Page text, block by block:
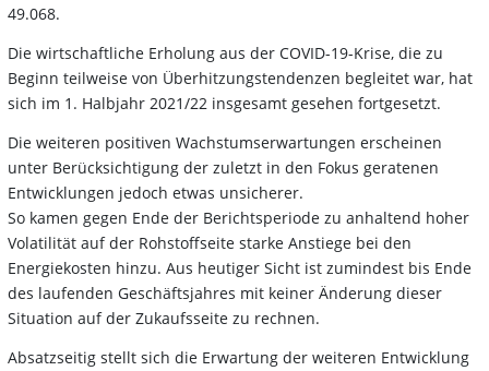
49.068.
Die wirtschaftliche Erholung aus der COVID-19-Krise, die zu
Beginn teilweise von Überhitzungstendenzen begleitet war, hat
sich im 1. Halbjahr 2021/22 insgesamt gesehen fortgesetzt.
Die weiteren positiven Wachstumserwartungen erscheinen
unter Berücksichtigung der zuletzt in den Fokus geratenen
Entwicklungen jedoch etwas unsicherer.
So kamen gegen Ende der Berichtsperiode zu anhaltend hoher
Volatilität auf der Rohstoffseite starke Anstiege bei den
Energiekosten hinzu. Aus heutiger Sicht ist zumindest bis Ende
des laufenden Geschäftsjahres mit keiner Änderung dieser
Situation auf der Zukaufsseite zu rechnen.
Absatzseitig stellt sich die Erwartung der weiteren Entwicklung